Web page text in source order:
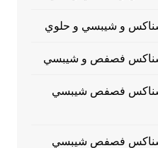
سناكس و شيبسي و حلوي
سناكس فصفص و شيبسي
سناكس فصفص شيبسي
سناكس فصفص شيبسي